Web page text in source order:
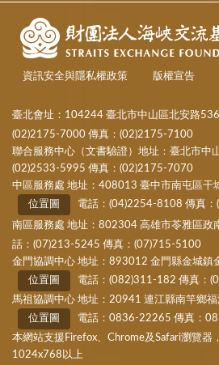
資訊安全與隱私權政策 版權宣告
臺北會址：104244 臺北市中山區北安路
(02)2175-7000 傳真：(02)2175-7100
聯合服務中心（文書驗證）地址：臺北市中
(02)2533-5995 傳真：(02)2175-7070
中區服務處 地址：408013 臺中市南屯區干
位置圖
電話：(04)2254-8108 傳真
南區服務處 地址：802304 高雄市苓雅區政
話：(07)213-5245 傳真：(07)715-5100
金門協調中心 地址：893012 金門縣金城鎮
位置圖
電話：(082)311-182 傳真：
馬祖協調中心 地址：20941 連江縣南竿鄉
位置圖
電話：0836-22265 傳真：
本網站支援Firefox、Chrome及Safari瀏覽器
1024x768以上